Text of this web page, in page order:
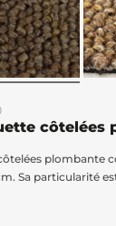
côtelées
plombante
Sa particularité